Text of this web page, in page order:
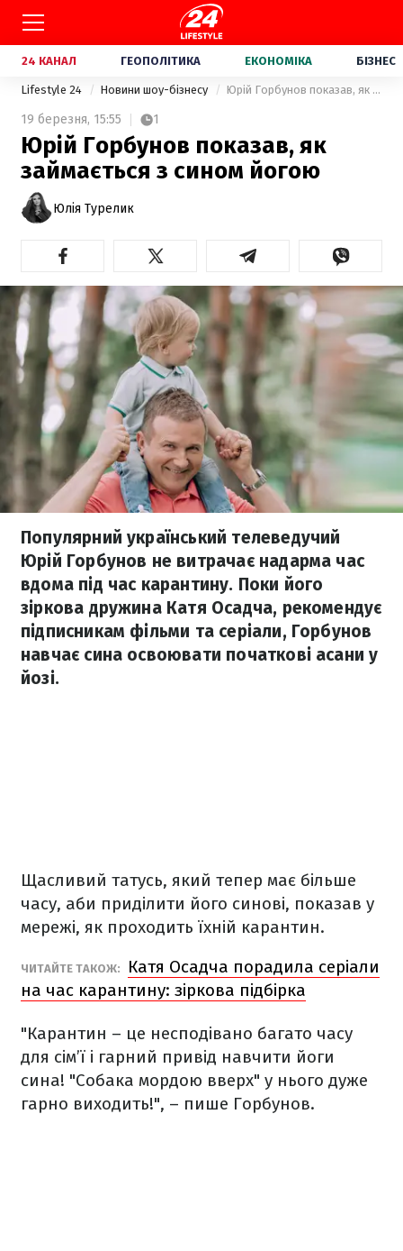
24 КАНАЛ ГЕОПОЛІТИКА ЕКОНОМІКА БІЗНЕС
Lifestyle 24 Новини шоу-бізнесу Юрій Горбунов показав, як займається з сином йогою
19 березня, 15:55 1
Юрій Горбунов показав, як
займається з сином йогою
Юлія Турелик
Популярний український телеведучий
Юрій Горбунов не витрачає надарма час
вдома під час карантину. Поки його
зіркова дружина Катя Осадча, рекомендує
підписникам фільми та серіали, Горбунов
навчає сина освоювати початкові асани у
йозі.
Щасливий татусь, який тепер має більше
часу, аби приділити його синові, показав у
мережі, як проходить їхній карантин.
ЧИТАЙТЕ ТАКОЖ:
Катя Осадча порадила серіали
на час карантину: зіркова підбірка
"Карантин – це несподівано багато часу
для сім’ї і гарний привід навчити йоги
сина! "Собака мордою вверх" у нього дуже
гарно виходить!", – пише Горбунов.